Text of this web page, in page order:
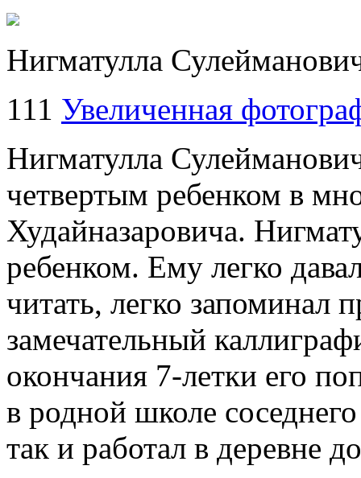
Нигматулла
111 Увеличенная
Нигматулла
четвертым ребенком в
Худайназаровича.
ребенком. Ему легко
читать, легко запоминал
замечательный
окончания 7-летки его
в родной школе
так и работал в деревне